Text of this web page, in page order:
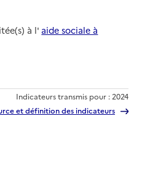
à l' aide sociale à
Indicateurs transmis pour : 2024
et définition des indicateurs